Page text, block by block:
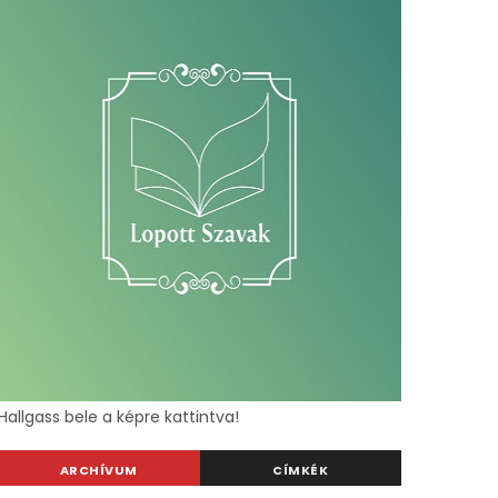
bele a képre kattintva!
ARCHÍVUM CÍMKÉK